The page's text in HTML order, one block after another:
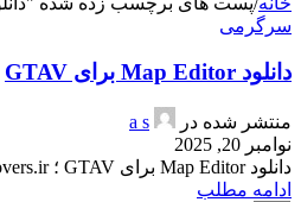
سرگرمی
دانلود Map Editor برای GTAV
منتشر شده در
a s
نوامبر 20, 2025
دانلود Map Editor برای GTAV ؛ gtalovers.ir
ادامه مطلب